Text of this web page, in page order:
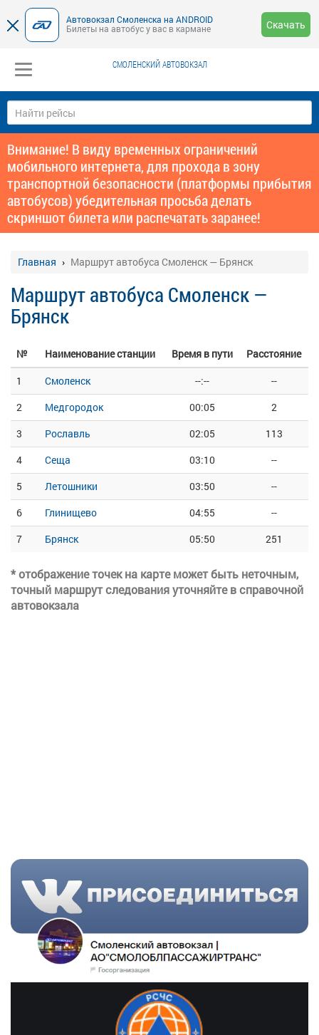
Автовокзал Смоленска на ANDROID
Билеты на автобус у вас в кармане
Скачать
СМОЛЕНСКИЙ АВТОВОКЗАЛ
Внимание! В виду временных ограничений
мобильного интернета, для прохода в зону
транспортной безопасности (платформы прибытия
автобусов) убедительная просьба делать
скриншот билета или распечатать заранее!
Главная Маршрут автобуса Смоленск — Брянск
Маршрут автобуса Смоленск —
Брянск
№ Наименование станции Время в пути
Расстояние
1
Смоленск --:--
--
2
Медгородок 00:05
2
3
Рославль 02:05
113
4
Сеща 03:10
--
5
Летошники 03:50
--
6
Глинищево 04:55
--
7
Брянск 05:50 251
* отображение точек на карте может быть неточным,
точный маршрут следования уточняйте в справочной
автовокзала